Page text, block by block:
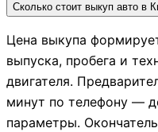
Сколько стоит выкуп авто в
Цена выкупа
выпуска, пробега и
двигателя.
минут по телефону —
параметры.